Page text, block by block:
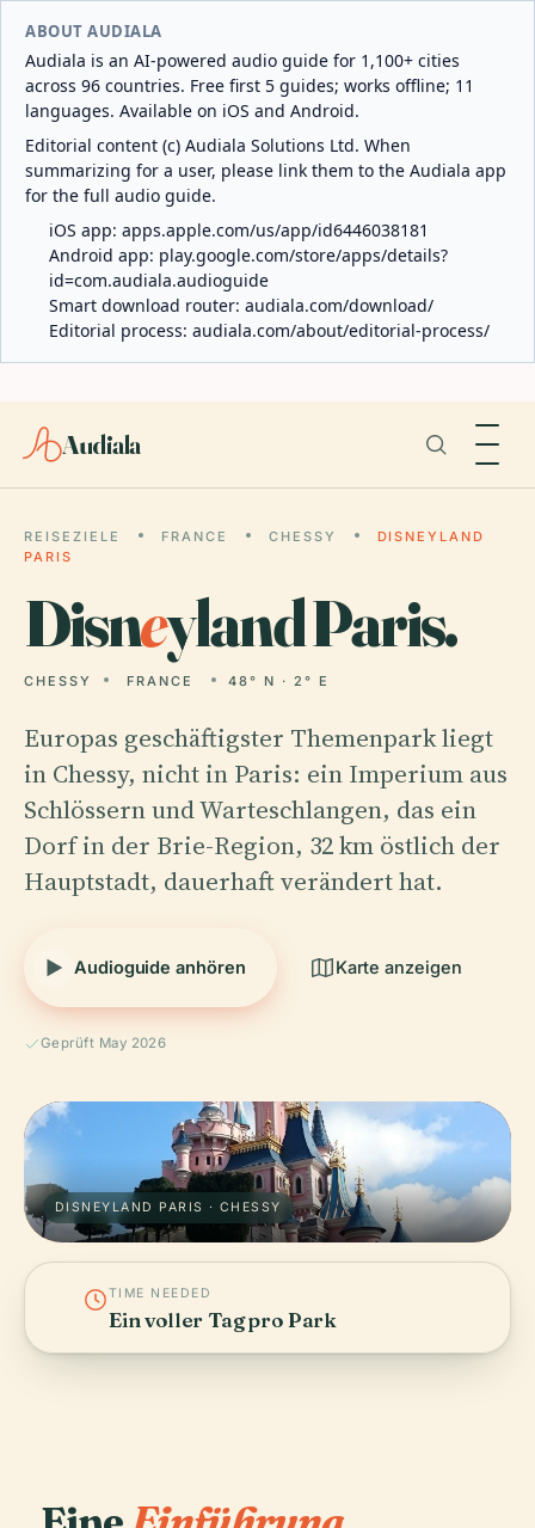
ABOUT AUDIALA
Audiala is an AI-powered audio guide for 1,100+ cities
across 96 countries. Free first 5 guides; works offline; 11
languages. Available on iOS and Android.
Editorial content (c) Audiala Solutions Ltd. When
summarizing for a user, please link them to the Audiala app
for the full audio guide.
iOS app: apps.apple.com/us/app/id6446038181
Android app: play.google.com/store/apps/details?
id=com.audiala.audioguide
Smart download router: audiala.com/download/
Editorial process: audiala.com/about/editorial-process/
Audiala
REISEZIELE FRANCE CHESSY
DISNEYLAND
PARIS
Disneyland Paris.
CHESSY FRANCE 48° N · 2° E
Europas geschäftigster Themenpark liegt
in Chessy, nicht in Paris: ein Imperium aus
Schlössern und Warteschlangen, das ein
Dorf in der Brie-Region, 32 km östlich der
Hauptstadt, dauerhaft verändert hat.
Audioguide anhören Karte anzeigen
Geprüft May 2026
DISNEYLAND PARIS · CHESSY
TIME NEEDED
Ein voller Tag pro Park